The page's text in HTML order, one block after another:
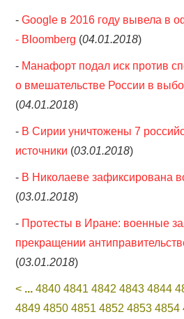
-Google в 2016 году вывела в
- Bloomberg (04.01.2018)
- Манафорт подал иск против
о вмешательстве России в
(04.01.2018)
- В Сирии уничтожены 7
источники (03.01.2018)
- В Николаеве зафиксирована
(03.01.2018)
- Протесты в Иране: военные
прекращении
(03.01.2018)
< ... 4840 4841 4842 4843 4844
4849 4850 4851 4852 4853 4854